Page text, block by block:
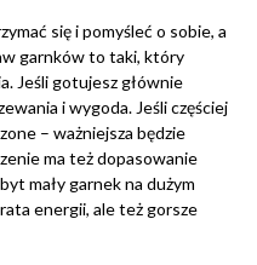
się i pomyśleć o sobie, a
garnków to taki, który
Jeśli gotujesz głównie
i wygoda. Jeśli częściej
– ważniejsza będzie
ma też dopasowanie
mały garnek na dużym
energii, ale też gorsze